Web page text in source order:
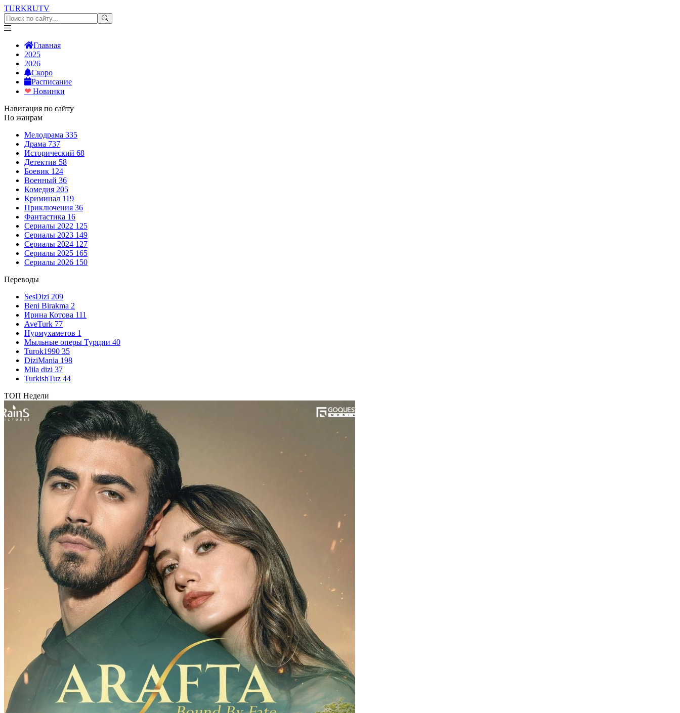
TURKRUTV
Главная
2025
2026
Скоро
Расписание
❤Новинки
Навигация по сайту
По жанрам
Мелодрама 335
Драма 737
Исторический 68
Детектив 58
Боевик 124
Военный 36
Комедия 205
Криминал 119
Приключения 36
Фантастика 16
Сериалы 2022 125
Сериалы 2023 149
Сериалы 2024 127
Сериалы 2025 165
Сериалы 2026 150
Переводы
SesDizi 209
Beni Birakma 2
Ирина Котова 111
AveTurk 77
Нурмухаметов 1
Мыльные оперы Турции 40
Turok1990 35
DiziMania 198
Mila dizi 37
TurkishTuz 44
ТОП Недели